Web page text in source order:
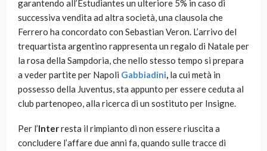
garantendo all’Estudiantes un ulteriore 5% in caso di
successiva vendita ad altra società, una clausola che
Ferrero ha concordato con Sebastian Veron. L’arrivo del
trequartista argentino rappresenta un regalo di Natale per
la rosa della Sampdoria, che nello stesso tempo si prepara
a veder partite per Napoli Gabbiadini, la cui metà in
possesso della Juventus, sta appunto per essere ceduta al
club partenopeo, alla ricerca di un sostituto per Insigne.
Per l’Interresta il rimpianto di non essere riuscita a
concludere l’affare due anni fa, quando sulle tracce di